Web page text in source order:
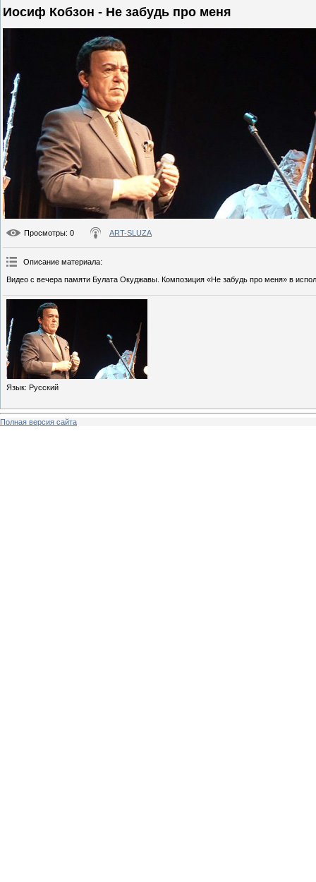
Иосиф Кобзон - Не забудь про меня
Просмотры: 0 ART-SLUZA
Описание материала:
Видео с вечера памяти Булата Окуджавы. Композиция «Не забудь про меня» в
Язык: Русский
Полная версия сайта